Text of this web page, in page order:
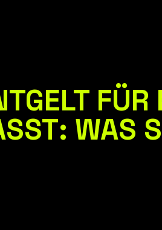
FÜR
WAS